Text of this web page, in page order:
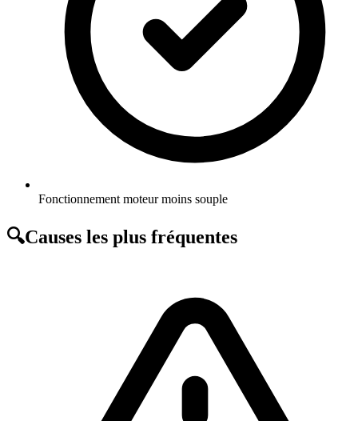
Fonctionnement moteur moins souple
🔍Causes les plus fréquentes